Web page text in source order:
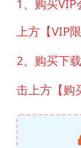
1、购买
上方【VIP
2、购买下
击上方【购